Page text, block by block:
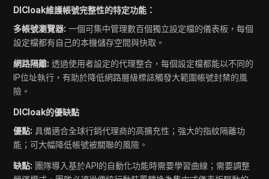
DICloak維護帳號完整性的特定功能：
多帳號瀏覽器: 一個可集中管理數百個獨立設定檔的儀表板，每個
設定檔都有自己的本機儲存空間與快取。
網路隔離: 透過使用者設定的代理整合，每個設定檔都能以不同的
IP位址執行，有助於降低網路層級標誌觸發大範圍帳號封禁的風
險。
DICloak的優缺點
優點: 具備適合全球行銷代理商的高擴充性；強大的指紋隔離功
能；可大幅降低帳號被關聯的風險。
缺點: 團隊導入基於API的自動化功能時需要學習曲線；需要調整